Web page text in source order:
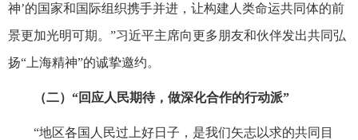
神’的国家和国际组织携手并进，让构建人类命运共同体的前
景更加光明可期。”习近平主席向更多朋友和伙伴发出共同弘
扬“上海精神”的诚挚邀约。
（二）“回应人民期待，做深化合作的行动派”
“地区各国人民过上好日子，是我们矢志以求的共同目